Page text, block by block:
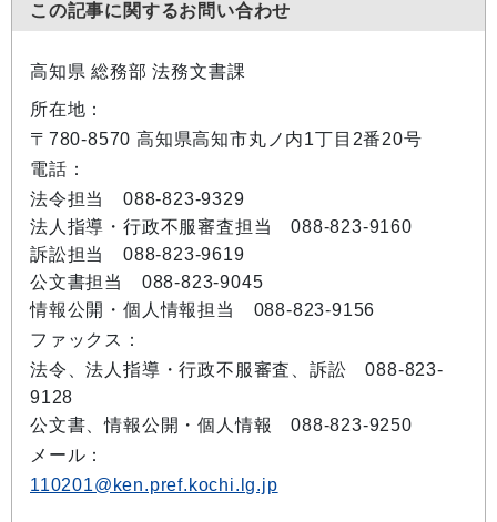
この記事に関するお問い合わせ
高知県 総務部 法務文書課
所在地：
〒780-8570 高知県高知市丸ノ内1丁目2番20号
電話：
法令担当 088-823-9329
法人指導・行政不服審査担当 088-823-9160
訴訟担当 088-823-9619
公文書担当 088-823-9045
情報公開・個人情報担当 088-823-9156
ファックス：
法令、法人指導・行政不服審査、訴訟 088-823-
9128
公文書、情報公開・個人情報 088-823-9250
メール：
110201@ken.pref.kochi.lg.jp